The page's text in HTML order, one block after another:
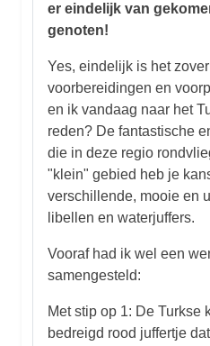
er eindelijk van
genoten!
Yes, eindelijk is het
voorbereidingen en
en ik vandaag naar het
reden? De fantastische
die in deze regio
"klein" gebied heb je
verschillende, mooie en
libellen en waterjuffers.
Vooraf had ik wel een
samengesteld:
Met stip op 1: De Turkse
bedreigd rood juffertje